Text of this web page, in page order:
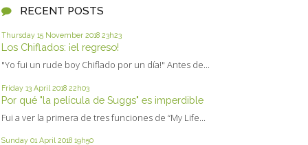
RECENT POSTS
Thursday 15 November 2018 23h23
Los Chiflados: ¡el regreso!
"Yo fui un rude boy Chiflado por un día!" Antes de...
Friday 13 April 2018 22h03
Por qué "la película de Suggs" es imperdible
Fui a ver la primera de tres funciones de “My Life...
Sunday 01 April 2018 19h50